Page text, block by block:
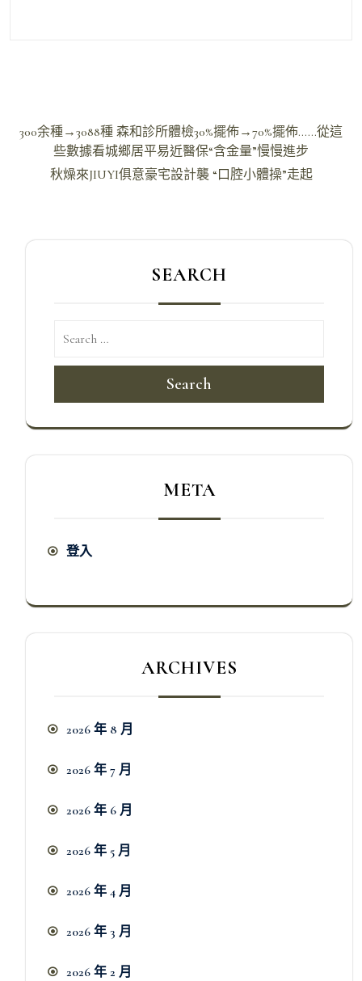
文
300余種→3088種 森和診所體檢30%擺佈→70%擺佈……從這
些數據看城鄉居平易近醫保“含金量”慢慢進步
秋燥來JIUYI俱意豪宅設計襲 “口腔小體操”走起
SEARCH
Search
META
登入
ARCHIVES
2026 年 8 月
2026 年 7 月
2026 年 6 月
2026 年 5 月
2026 年 4 月
2026 年 3 月
2026 年 2 月